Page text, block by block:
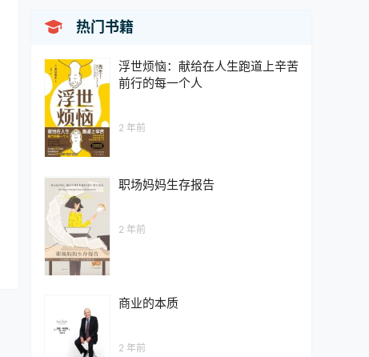
 热门书籍
浮世烦恼：献给在人生跑道上辛苦
前行的每一个人
2 年前
职场妈妈生存报告
2 年前
商业的本质
2 年前